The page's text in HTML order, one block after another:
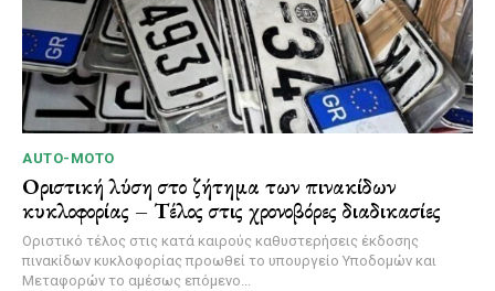
AUTO-MOTO
Οριστική λύση στο ζήτημα των πινακίδων
κυκλοφορίας – Τέλος στις χρονοβόρες διαδικασίες
Οριστικό τέλος στις κατά καιρούς καθυστερήσεις έκδοσης
πινακίδων κυκλοφορίας προωθεί το υπουργείο Υποδομών και
Μεταφορών το αμέσως επόμενο...